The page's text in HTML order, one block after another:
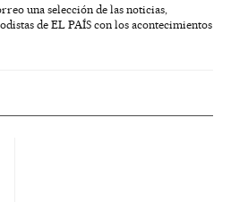
una selección de las noticias,
de EL PAÍS con los acontecimientos